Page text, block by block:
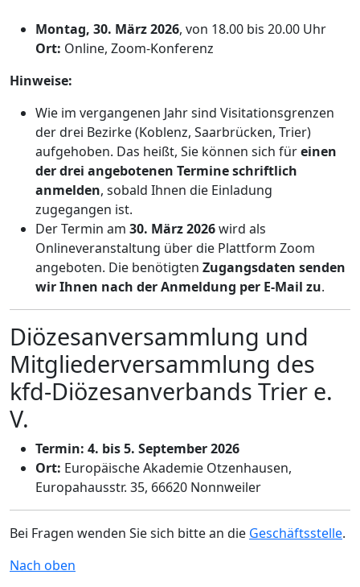
Montag, 30. März 2026, von 18.00 bis 20.00 Uhr
Ort: Online, Zoom-Konferenz
Hinweise:
Wie im vergangenen Jahr sind Visitationsgrenzen
der drei Bezirke (Koblenz, Saarbrücken, Trier)
aufgehoben. Das heißt, Sie können sich füreinen
der drei angebotenen Termine schriftlich
anmelden, sobald Ihnen die Einladung
zugegangen ist.
Der Termin am 30. März 2026wird als
Onlineveranstaltung über die Plattform Zoom
angeboten. Die benötigten Zugangsdaten senden
wir Ihnen nach der Anmeldung per E-Mail zu.
Diözesanversammlung und
Mitgliederversammlung des
kfd-Diözesanverbands Trier e.
V.
Termin: 4. bis 5. September 2026
Ort: Europäische Akademie Otzenhausen,
Europahausstr. 35, 66620 Nonnweiler
Bei Fragen wenden Sie sich bitte an die Geschäftsstelle.
Nach oben